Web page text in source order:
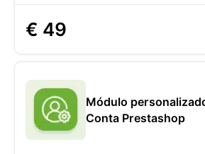
€ 49
Módulo
Conta Prestashop